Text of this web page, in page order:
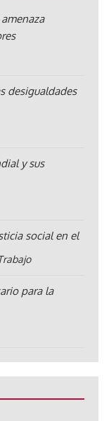
desigualdades
y sus
social en el
para la